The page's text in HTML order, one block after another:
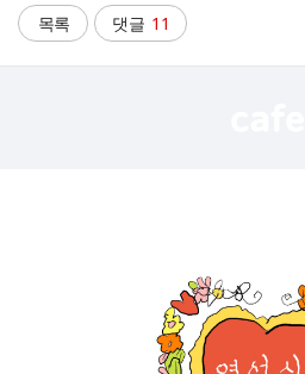
자
시
간
수
목록 댓글 11